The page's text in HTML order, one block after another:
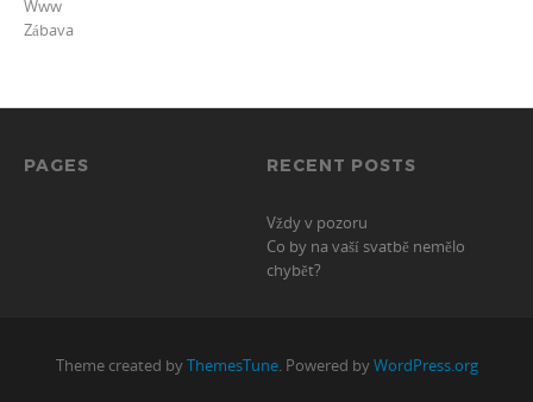
Www
Zábava
PAGES RECENT POSTS
Vždy v pozoru
Co by na vaší svatbě nemělo
chybět?
Theme created byThemesTune. Powered byWordPress.org